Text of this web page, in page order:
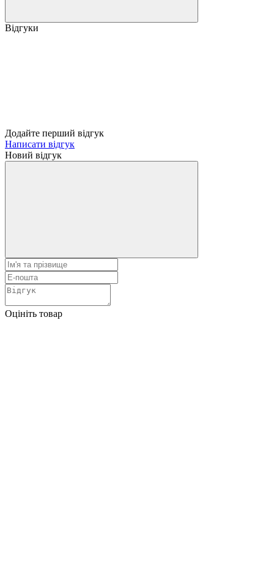
Відгуки
Додайте перший відгук
Написати відгук
Новий відгук
Оцініть товар